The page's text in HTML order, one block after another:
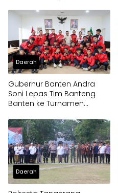
Daerah
Gubernur Banten Andra
Soni Lepas Tim Banteng
Banten ke Turnamen
Daerah